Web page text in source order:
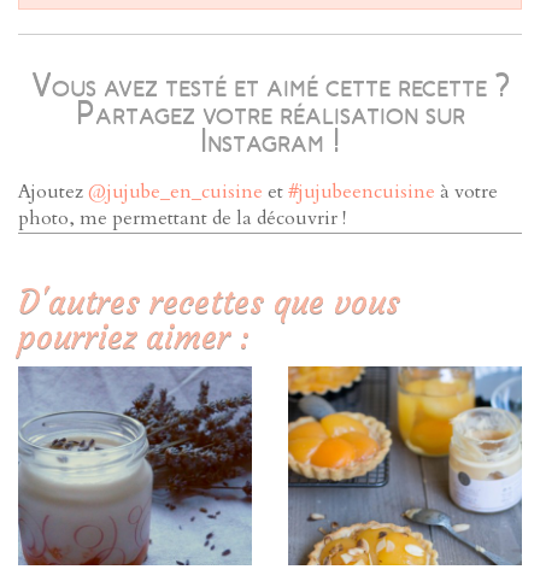
Vous avez testé et aimé cette recette ?
Partagez votre réalisation sur
Instagram !
Ajoutez@jujube_en_cuisine et#jujubeencuisine à votre
photo, me permettant de la découvrir !
D'autres recettes que vous
pourriez aimer :